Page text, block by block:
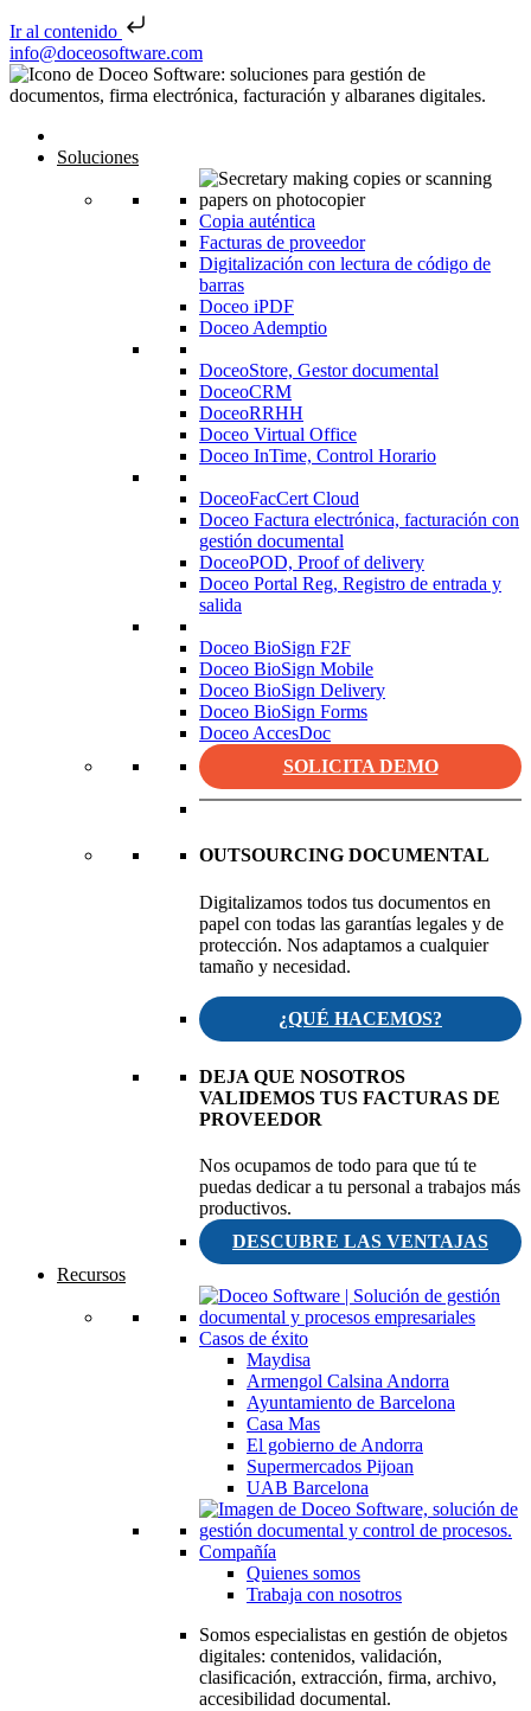
Ir al contenido
Saltar al contenido
info@doceosoftware.com
Navegación de entradas
Soluciones
Copia auténtica
Facturas de proveedor
Digitalización con lectura de código de
barras
Doceo iPDF
Doceo Ademptio
DoceoStore, Gestor documental
DoceoCRM
DoceoRRHH
Doceo Virtual Office
Doceo InTime, Control Horario
DoceoFacCert Cloud
Doceo Factura electrónica, facturación con
gestión documental
DoceoPOD, Proof of delivery
Doceo Portal Reg, Registro de entrada y
salida
Doceo BioSign F2F
Doceo BioSign Mobile
Doceo BioSign Delivery
Doceo BioSign Forms
Doceo AccesDoc
SOLICITA DEMO
OUTSOURCING DOCUMENTAL
Digitalizamos todos tus documentos en
papel con todas las garantías legales y de
protección. Nos adaptamos a cualquier
tamaño y necesidad.
¿QUÉ HACEMOS?
DEJA QUE NOSOTROS
VALIDEMOS TUS FACTURAS DE
PROVEEDOR
Nos ocupamos de todo para que tú te
puedas dedicar a tu personal a trabajos más
productivos.
DESCUBRE LAS VENTAJAS
Recursos
Casos de éxito
Maydisa
Armengol Calsina Andorra
Ayuntamiento de Barcelona
Casa Mas
El gobierno de Andorra
Supermercados Pijoan
UAB Barcelona
Compañía
Quienes somos
Trabaja con nosotros
Somos especialistas en gestión de objetos
digitales: contenidos, validación,
clasificación, extracción, firma, archivo,
accesibilidad documental.